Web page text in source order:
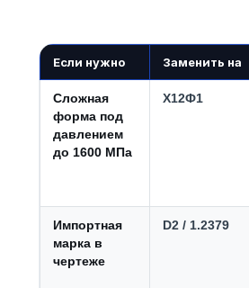
Если нужно Заменить на
Сложная
форма под
давлением
до 1600 МПа
Х12Ф1
Импортная
марка в
чертеже
D2 / 1.2379